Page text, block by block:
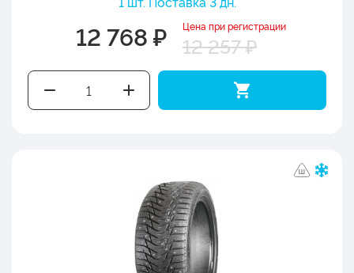
12 768 ₽ Цена при регистрации
12 257 ₽